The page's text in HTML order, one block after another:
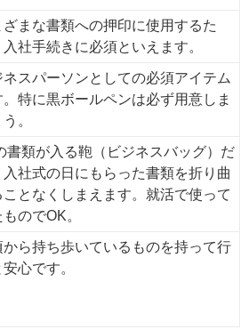
ざまな書類への押印に使用するた
社手続きに必須といえます。
ネスパーソンとしての必須アイテム
。特に黒ボールペンは必ず用意しま
。
書類が入る鞄（ビジネスバッグ）だ
入社式の日にもらった書類を折り曲
ことなくしまえます。就活で使って
のでOK。
から持ち歩いているものを持って行
安心です。